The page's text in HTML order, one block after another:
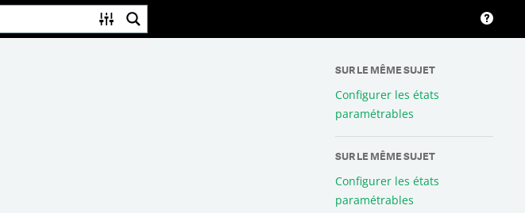
SUR LE MÊME SUJET
Configurer les états
paramétrables
SUR LE MÊME SUJET
Configurer les états
paramétrables